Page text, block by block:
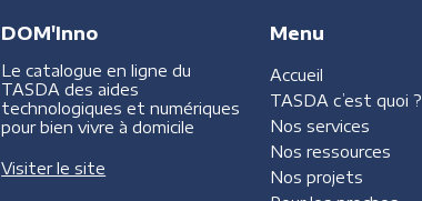
DOM'Inno
Le catalogue en ligne du
TASDA des aides
technologiques et numériques
pour bien vivre à domicile
Visiter le site
Menu
Accueil
TASDA c’est quoi ?
Nos services
Nos ressources
Nos projets